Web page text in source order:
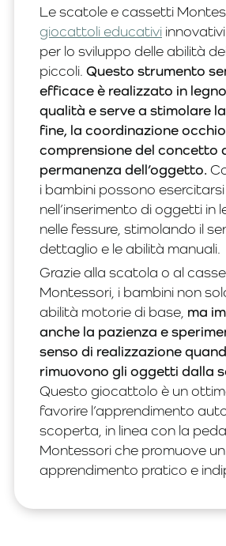
Le scatole e cassetti
giocattoli educativi
per lo sviluppo delle abilità
piccoli. Questo strumento
efficace è realizzato in
qualità e serve a stimolare
fine, la coordinazione
comprensione del concetto
permanenza dell’oggetto.
i bambini possono esercitarsi
nell’inserimento di oggetti in
nelle fessure, stimolando il
dettaglio e le abilità manuali.
Grazie alla scatola o al
Montessori, i bambini non
abilità motorie di base, ma
anche la pazienza e
senso di realizzazione
rimuovono gli oggetti dalla
Questo giocattolo è un
favorire l’apprendimento
scoperta, in linea con la
Montessori che promuove un
apprendimento pratico e